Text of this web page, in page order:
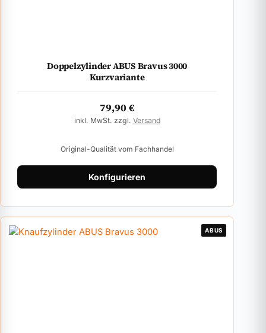
Doppelzylinder ABUS Bravus 3000
Kurzvariante
79,90€
inkl. MwSt. zzgl. Versand
Original-Qualität vom Fachhandel
Konfigurieren
ABUS